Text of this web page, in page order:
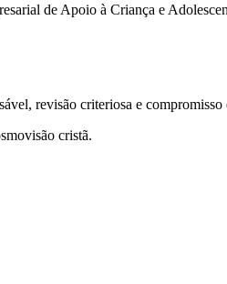
de Apoio à Criança e
revisão criteriosa e
cristã.